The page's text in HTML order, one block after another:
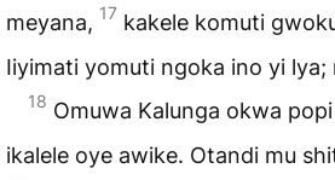
meyana, 17 kakele komuti
Iiyimati yomuti ngoka ino yi lya;
18 Omuwa Kalunga okwa
ikalele oye awike. Otandi mu